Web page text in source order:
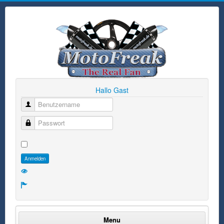
Hallo Gast
Benutzername
Passwort
Anmelden
Menu